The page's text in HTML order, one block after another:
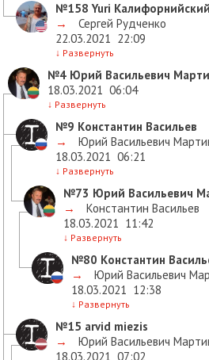
№158 Yuri Калифорнийский
→
Сергей Рудченко
22.03.2021 22:09
↓ Развернуть
№4 Юрий Васильевич
18.03.2021 06:04
↓ Развернуть
№9 Константин Васильев
→
Юрий Васильевич
18.03.2021 06:21
↓ Развернуть
№73 Юрий Васильевич
→
Константин Васильев
18.03.2021 11:42
↓ Развернуть
№80 Константин
→
Юрий Васильевич
18.03.2021 12:38
↓ Развернуть
№15 arvid miezis
→
Юрий Васильевич
18.03.2021 07:02